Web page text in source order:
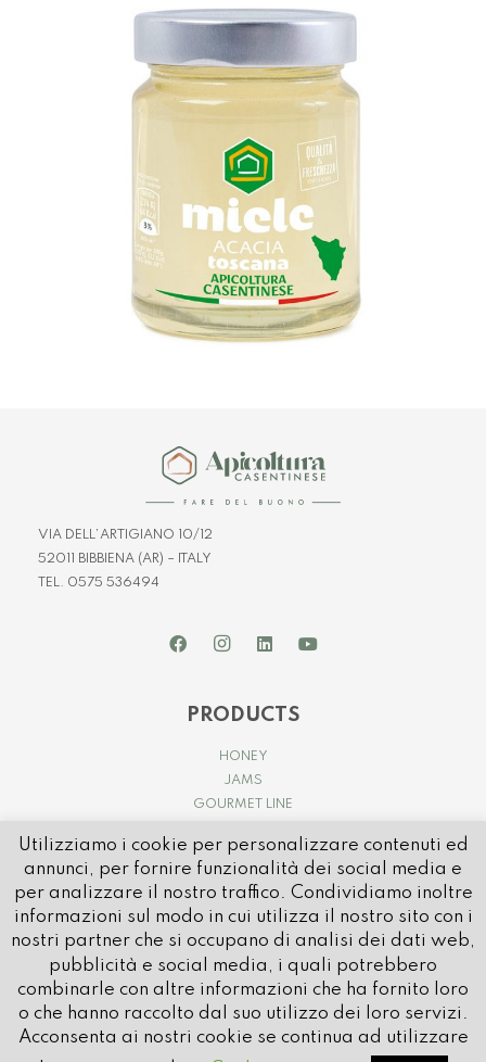
VIA DELL’ARTIGIANO 10/12
52011 BIBBIENA (AR) – ITALY
TEL. 0575 536494
PRODUCTS
HONEY
JAMS
GOURMET LINE
© 2021 APICOLTURA CASENTINESE | P.IVA e C.FISC. IT01032580514
Utilizziamo i cookie per personalizzare contenuti ed
annunci, per fornire funzionalità dei social media e
per analizzare il nostro traffico. Condividiamo inoltre
informazioni sul modo in cui utilizza il nostro sito con i
nostri partner che si occupano di analisi dei dati web,
pubblicità e social media, i quali potrebbero
combinarle con altre informazioni che ha fornito loro
o che hanno raccolto dal suo utilizzo dei loro servizi.
Acconsenta ai nostri cookie se continua ad utilizzare